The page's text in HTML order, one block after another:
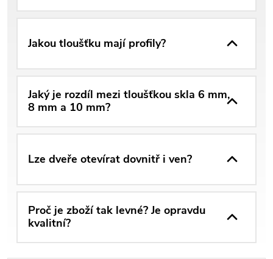
Jakou tloušťku mají profily?
Jaký je rozdíl mezi tloušťkou skla 6 mm,
8 mm a 10 mm?
Lze dveře otevírat dovnitř i ven?
Proč je zboží tak levné? Je opravdu
kvalitní?